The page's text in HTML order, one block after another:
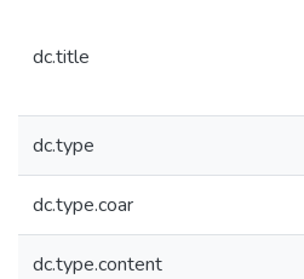
dc.title
dc.type
dc.type.coar
dc.type.content